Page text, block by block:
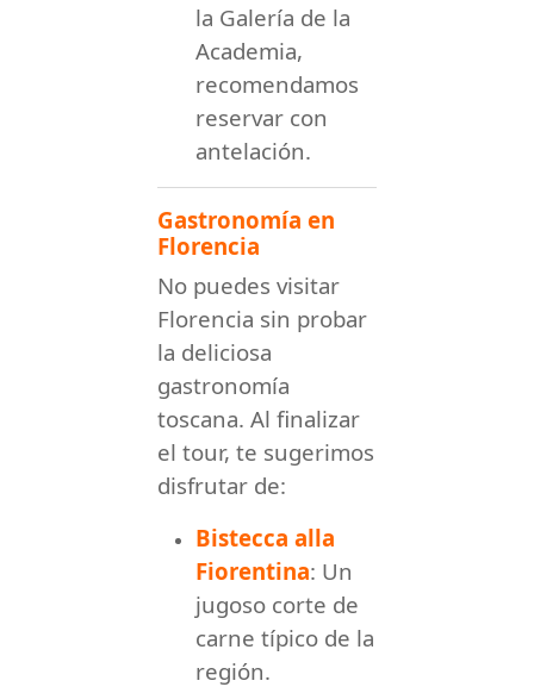
la Galería de la
Academia,
recomendamos
reservar con
antelación.
Gastronomía en
Florencia
No puedes visitar
Florencia sin probar
la deliciosa
gastronomía
toscana. Al finalizar
el tour, te sugerimos
disfrutar de:
Bistecca alla
Fiorentina: Un
jugoso corte de
carne típico de la
región.